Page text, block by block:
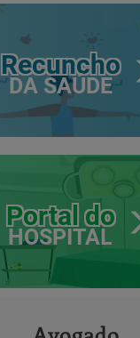
Recuncho
DA SAÚDE
Portal do
HOSPITAL